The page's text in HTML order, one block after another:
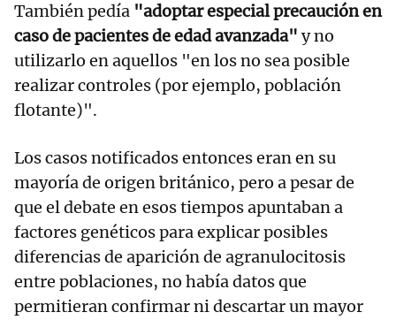
También pedía "adoptar especial precaución en
caso de pacientes de edad avanzada" y no
utilizarlo en aquellos "en los no sea posible
realizar controles (por ejemplo, población
flotante)".
Los casos notificados entonces eran en su
mayoría de origen británico, pero a pesar de
que el debate en esos tiempos apuntaban a
factores genéticos para explicar posibles
diferencias de aparición de agranulocitosis
entre poblaciones, no había datos que
permitieran confirmar ni descartar un mayor